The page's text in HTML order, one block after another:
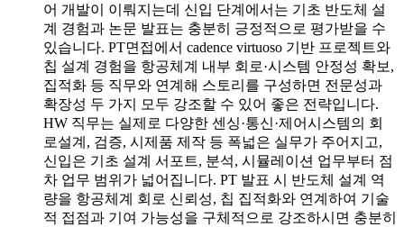
어 개발이 이뤄지는데 신입 단계에서는 기초 반도체 설
계 경험과 논문 발표는 충분히 긍정적으로 평가받을 수
있습니다. PT면접에서 cadence virtuoso 기반 프로젝트와
칩 설계 경험을 항공체계 내부 회로·시스템 안정성 확보,
집적화 등 직무와 연계해 스토리를 구성하면 전문성과
확장성 두 가지 모두 강조할 수 있어 좋은 전략입니다.
HW 직무는 실제로 다양한 센싱·통신·제어시스템의 회
로설계, 검증, 시제품 제작 등 폭넓은 실무가 주어지고,
신입은 기초 설계 서포트, 분석, 시뮬레이션 업무부터 점
차 업무 범위가 넓어집니다. PT 발표 시 반도체 설계 역
량을 항공체계 회로 신뢰성, 칩 집적화와 연계하여 기술
적 접점과 기여 가능성을 구체적으로 강조하시면 충분히